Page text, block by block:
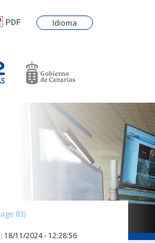
Idioma
83)
18/11/2024 - 12:28:56